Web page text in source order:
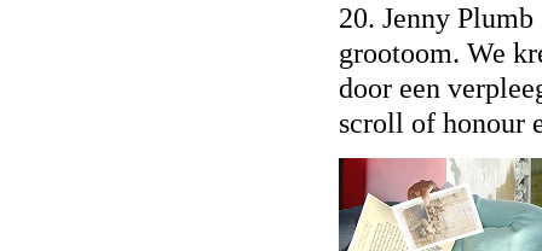
20. Jenny
grootoom. We
door een
scroll of